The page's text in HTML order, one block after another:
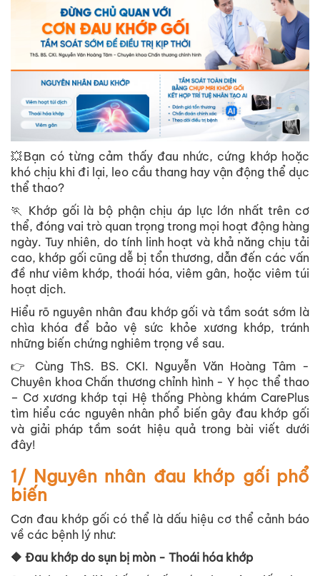
💥Bạn có từng cảm thấy đau nhức, cứng khớp hoặc
khó chịu khi đi lại, leo cầu thang hay vận động thể dục
thể thao?
🏃 Khớp gối là bộ phận chịu áp lực lớn nhất trên cơ
thể, đóng vai trò quan trọng trong mọi hoạt động hàng
ngày. Tuy nhiên, do tính linh hoạt và khả năng chịu tải
cao, khớp gối cũng dễ bị tổn thương, dẫn đến các vấn
đề như viêm khớp, thoái hóa, viêm gân, hoặc viêm túi
hoạt dịch.
Hiểu rõ nguyên nhân đau khớp gối và tầm soát sớm là
chìa khóa để bảo vệ sức khỏe xương khớp, tránh
những biến chứng nghiêm trọng về sau.
👉 Cùng ThS. BS. CKI. Nguyễn Văn Hoàng Tâm -
Chuyên khoa Chấn thương chỉnh hình - Y học thể thao
– Cơ xương khớp tại Hệ thống Phòng khám CarePlus
tìm hiểu các nguyên nhân phổ biến gây đau khớp gối
và giải pháp tầm soát hiệu quả trong bài viết dưới
đây!
1/ Nguyên nhân đau khớp gối phổ
biến
Cơn đau khớp gối có thể là dấu hiệu cơ thể cảnh báo
về các bệnh lý như:
🔶 Đau khớp do sụn bị mòn - Thoái hóa khớp